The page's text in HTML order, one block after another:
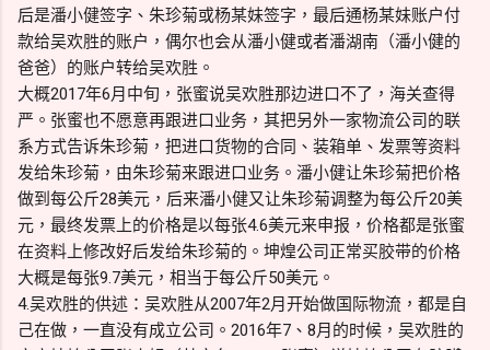
后是潘小健签字、朱珍菊或杨某妹签字，最后通杨某妹账户付
款给吴欢胜的账户，偶尔也会从潘小健或者潘湖南（潘小健的
爸爸）的账户转给吴欢胜。
大概2017年6月中旬，张蜜说吴欢胜那边进口不了，海关查得
严。张蜜也不愿意再跟进口业务，其把另外一家物流公司的联
系方式告诉朱珍菊，把进口货物的合同、装箱单、发票等资料
发给朱珍菊，由朱珍菊来跟进口业务。潘小健让朱珍菊把价格
做到每公斤28美元，后来潘小健又让朱珍菊调整为每公斤20美
元，最终发票上的价格是以每张4.6美元来申报，价格都是张蜜
在资料上修改好后发给朱珍菊的。坤煌公司正常买胶带的价格
大概是每张9.7美元，相当于每公斤50美元。
4.吴欢胜的供述：吴欢胜从2007年2月开始做国际物流，都是自
己在做，一直没有成立公司。2016年7、8月的时候，吴欢胜的